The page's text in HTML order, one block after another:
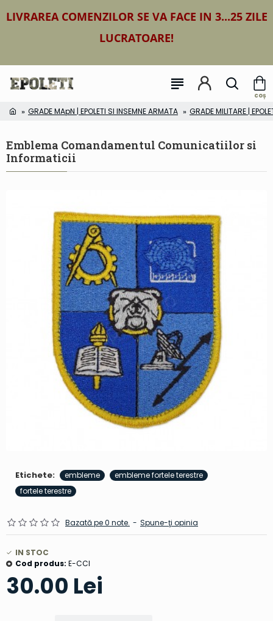
LIVRAREA COMENZILOR SE VA FACE IN 3...25 ZILE
LUCRATOARE!
GRADE MApN | EPOLETI SI INSEMNE ARMATA GRADE MILITARE |
Emblema Comandamentul Comunicatiilor si
Informaticii
Etichete: embleme
embleme fortele terestre
fortele terestre
Bazată pe 0 note. - Spune-ţi opinia
30.00 Lei
IN STOC
Cod produs: E-CCI